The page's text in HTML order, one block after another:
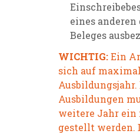
eines
Beleges
WICHTIG:Ein
sich auf
Ausbildungen
weitere Jahr ein
gestellt werden.